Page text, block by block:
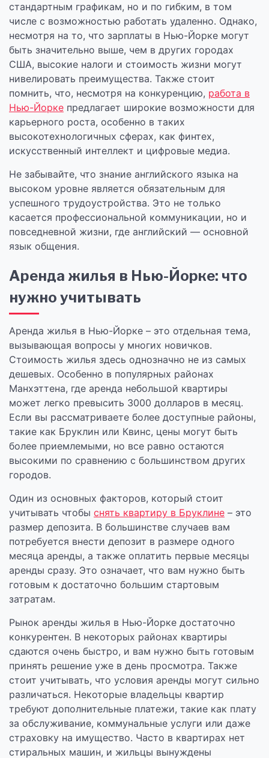
стандартным графикам, но и по гибким, в том
числе с возможностью работать удаленно. Однако,
несмотря на то, что зарплаты в Нью-Йорке могут
быть значительно выше, чем в других городах
США, высокие налоги и стоимость жизни могут
нивелировать преимущества. Также стоит
помнить, что, несмотря на конкуренцию, работа в
Нью-Йорке предлагает широкие возможности для
карьерного роста, особенно в таких
высокотехнологичных сферах, как финтех,
искусственный интеллект и цифровые медиа.
Не забывайте, что знание английского языка на
высоком уровне является обязательным для
успешного трудоустройства. Это не только
касается профессиональной коммуникации, но и
повседневной жизни, где английский — основной
язык общения.
Аренда жилья в Нью-Йорке: что
нужно учитывать
Аренда жилья в Нью-Йорке – это отдельная тема,
вызывающая вопросы у многих новичков.
Стоимость жилья здесь однозначно не из самых
дешевых. Особенно в популярных районах
Манхэттена, где аренда небольшой квартиры
может легко превысить 3000 долларов в месяц.
Если вы рассматриваете более доступные районы,
такие как Бруклин или Квинс, цены могут быть
более приемлемыми, но все равно остаются
высокими по сравнению с большинством других
городов.
Один из основных факторов, который стоит
учитывать чтобы снять квартиру в Бруклине – это
размер депозита. В большинстве случаев вам
потребуется внести депозит в размере одного
месяца аренды, а также оплатить первые месяцы
аренды сразу. Это означает, что вам нужно быть
готовым к достаточно большим стартовым
затратам.
Рынок аренды жилья в Нью-Йорке достаточно
конкурентен. В некоторых районах квартиры
сдаются очень быстро, и вам нужно быть готовым
принять решение уже в день просмотра. Также
стоит учитывать, что условия аренды могут сильно
различаться. Некоторые владельцы квартир
требуют дополнительные платежи, такие как плату
за обслуживание, коммунальные услуги или даже
страховку на имущество. Часто в квартирах нет
стиральных машин, и жильцы вынуждены